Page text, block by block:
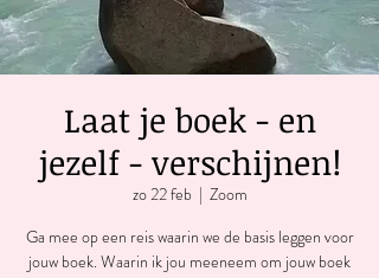
Laat je boek - en
jezelf - verschijnen!
zo 22 feb
  |
Zoom
Ga mee op een reis waarin we de basis leggen voor
jouw boek. Waarin ik jou meeneem om jouw boek